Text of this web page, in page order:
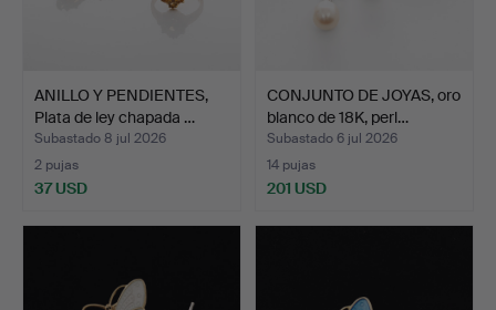
ANILLO Y PENDIENTES,
Plata de ley chapada …
Subastado 8 jul 2026
2 pujas
37 USD
CONJUNTO DE JOYAS, oro
blanco de 18K, perl…
Subastado 6 jul 2026
14 pujas
201 USD